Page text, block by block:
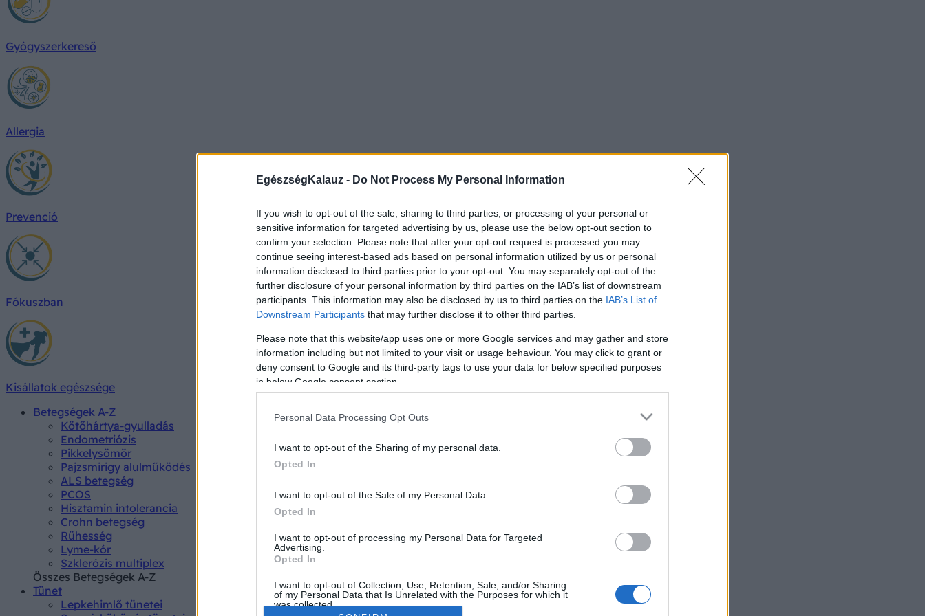
EgészségKalauz - Do Not Process My Personal Information
If you wish to opt-out of the sale, sharing to third parties, or processing of your personal or
sensitive information for targeted advertising by us, please use the below opt-out section to
confirm your selection. Please note that after your opt-out request is processed you may
continue seeing interest-based ads based on personal information utilized by us or personal
information disclosed to third parties prior to your opt-out. You may separately opt-out of the
further disclosure of your personal information by third parties on the IAB’s list of downstream
participants. This information may also be disclosed by us to third parties on the IAB’s List of
Downstream Participants that may further disclose it to other third parties.
Please note that this website/app uses one or more Google services and may gather and store
information including but not limited to your visit or usage behaviour. You may click to grant or
deny consent to Google and its third-party tags to use your data for below specified purposes
in below Google consent section.
Personal Data Processing Opt Outs
I want to opt-out of the Sharing of my personal data.
Opted In
I want to opt-out of the Sale of my Personal Data.
Opted In
I want to opt-out of processing my Personal Data for Targeted
Advertising.
Opted In
I want to opt-out of Collection, Use, Retention, Sale, and/or Sharing
of my Personal Data that Is Unrelated with the Purposes for which it
was collected.
Gyógyszerkereső
Allergia
Prevenció
Fókuszban
Kisállatok egészsége
Betegségek A-Z
Kötőhártya-gyulladás
Endometriózis
Pikkelysömör
Pajzsmirigy alulműködés
ALS betegség
PCOS
Hisztamin intolerancia
Crohn betegség
Rühesség
Lyme-kór
Szklerózis multiplex
Összes Betegségek A-Z
Tünet
Lepkehimlő tünetei